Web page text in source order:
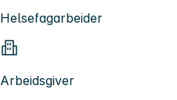
Helsefagarbeider
Arbeidsgiver